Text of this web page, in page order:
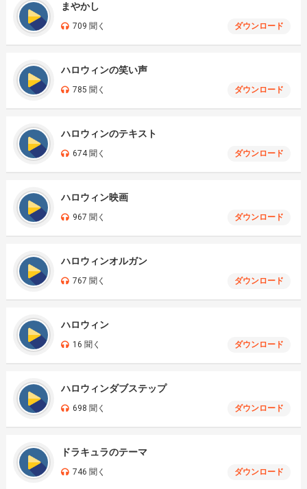
まやかし
709 聞く ダウンロード
ハロウィンの笑い声
785 聞く ダウンロード
ハロウィンのテキスト
674 聞く ダウンロード
ハロウィン映画
967 聞く ダウンロード
ハロウィンオルガン
767 聞く ダウンロード
ハロウィン
16 聞く ダウンロード
ハロウィンダブステップ
698 聞く ダウンロード
ドラキュラのテーマ
746 聞く ダウンロード